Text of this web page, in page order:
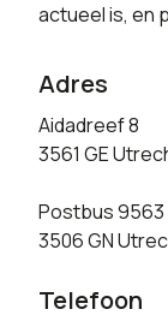
actueel is, en
Adres
Aidadreef 8
3561 GE
Postbus 9563
3506 GN
Telefoon